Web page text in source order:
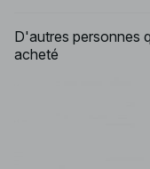
D'autres personnes
acheté